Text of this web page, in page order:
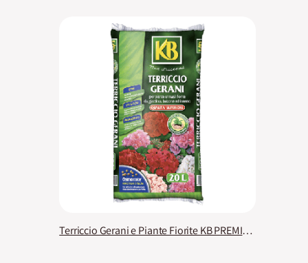
Terriccio Gerani e Piante Fiorite KB PREMIUM